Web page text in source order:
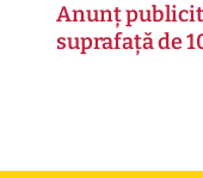
Anunț
suprafață de